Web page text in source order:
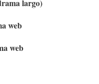
largo)
web
web